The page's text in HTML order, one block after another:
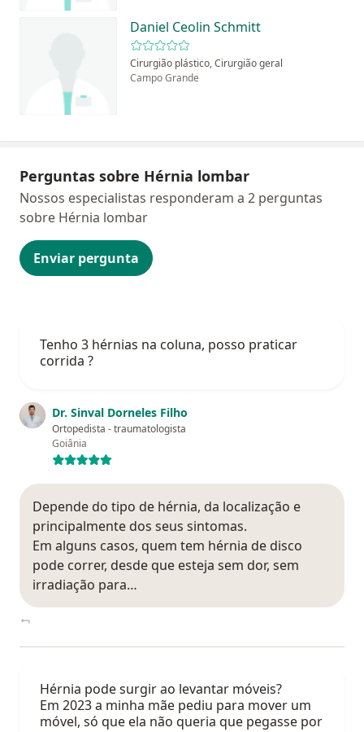
Daniel Ceolin Schmitt
Cirurgião plástico, Cirurgião geral
Campo Grande
Perguntas sobre Hérnia lombar
Enviar pergunta
Nossos especialistas responderam a 2 perguntas
sobre Hérnia lombar
Tenho 3 hérnias na coluna, posso praticar
corrida ?
Dr. Sinval Dorneles Filho
Ortopedista - traumatologista
Goiânia
Depende do tipo de hérnia, da localização e
principalmente dos seus sintomas.
Em alguns casos, quem tem hérnia de disco
pode correr, desde que esteja sem dor, sem
irradiação para…
Hérnia pode surgir ao levantar móveis?
Em 2023 a minha mãe pediu para mover um
móvel, só que ela não queria que pegasse por